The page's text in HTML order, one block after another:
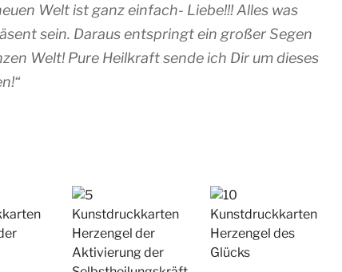
Welt ist ganz einfach- Liebe!!! Alles was
sein. Daraus entspringt ein großer Segen
Welt! Pure Heilkraft sende ich Dir um dieses